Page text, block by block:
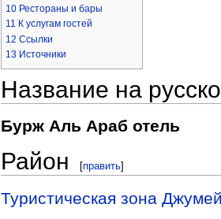
10 Рестораны и бары
11 К услугам гостей
12 Ссылки
13 Источники
Название на
Бурж Аль Араб отель
Район [править]
Туристическая зона